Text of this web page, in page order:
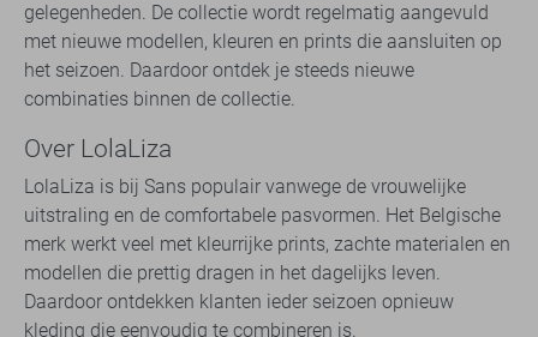
gelegenheden. De collectie wordt regelmatig aangevuld
met nieuwe modellen, kleuren en prints die aansluiten op
het seizoen. Daardoor ontdek je steeds nieuwe
combinaties binnen de collectie.
Over LolaLiza
LolaLiza is bij Sans populair vanwege de vrouwelijke
uitstraling en de comfortabele pasvormen. Het Belgische
merk werkt veel met kleurrijke prints, zachte materialen en
modellen die prettig dragen in het dagelijks leven.
Daardoor ontdekken klanten ieder seizoen opnieuw
kleding die eenvoudig te combineren is.